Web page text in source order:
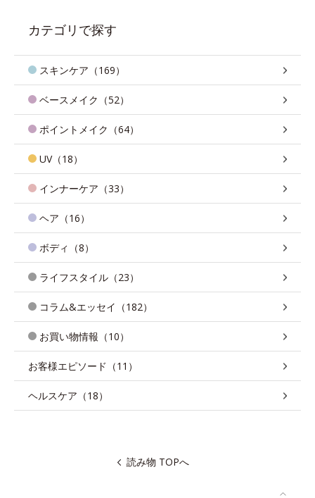
カテゴリで探す
スキンケア（169）
ベースメイク（52）
ポイントメイク（64）
UV（18）
インナーケア（33）
ヘア（16）
ボディ（8）
ライフスタイル（23）
コラム&エッセイ（182）
お買い物情報（10）
お客様エピソード（11）
ヘルスケア（18）
読み物 TOPへ